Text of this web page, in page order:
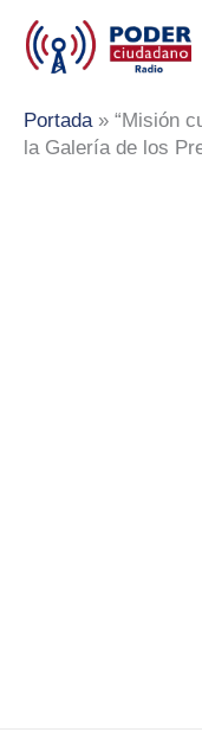
contenido
Portada» “Misión
la Galería de los